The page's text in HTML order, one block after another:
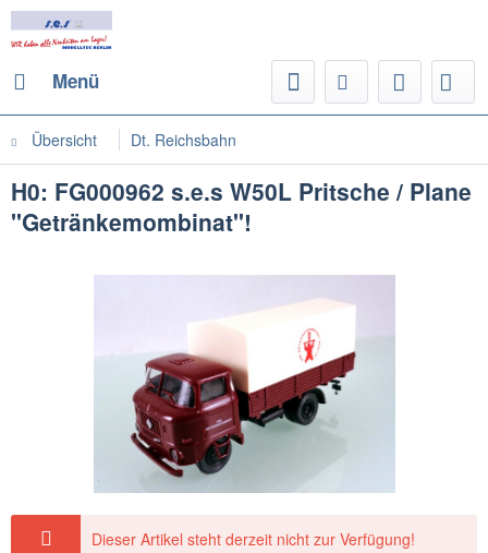
Menü
Übersicht Dt. Reichsbahn
H0: FG000962 s.e.s W50L Pritsche / Plane
"Getränkemombinat"!
Dieser Artikel steht derzeit nicht zur Verfügung!